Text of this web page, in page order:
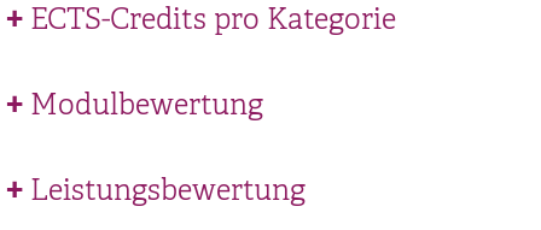
ECTS-Credits pro Kategorie
Modulbewertung
Leistungsbewertung